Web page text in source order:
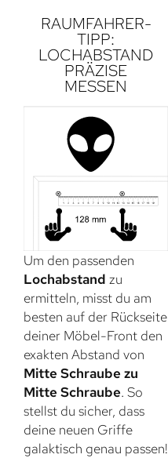
RAUMFAHRER-
TIPP:
LOCHABSTAND
PRÄZISE
MESSEN
Um den passenden
Lochabstand zu
ermitteln, misst du am
besten auf der Rückseite
deiner Möbel-Front den
exakten Abstand von
Mitte Schraube zu
Mitte Schraube. So
stellst du sicher, dass
deine neuen Griffe
galaktisch genau passen!